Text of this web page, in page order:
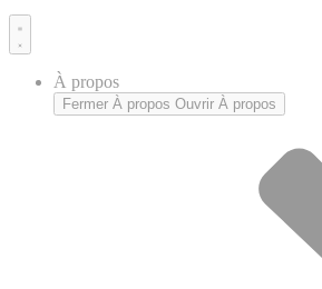
À propos
Fermer À propos Ouvrir À propos